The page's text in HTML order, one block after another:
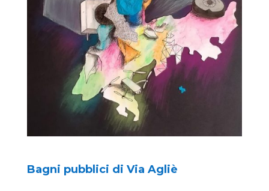
Bagni pubblici di Via Agliè